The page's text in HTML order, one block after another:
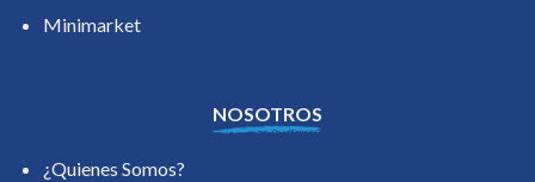
Minimarket
NOSOTROS
¿Quienes Somos?